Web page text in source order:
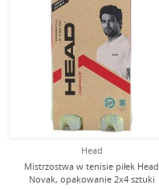
Head
Mistrzostwa w tenisie piłek Head
Novak, opakowanie 2x4 sztuki